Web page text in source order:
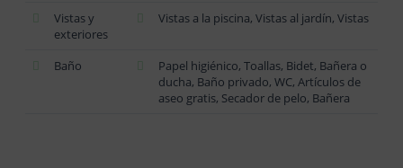
Vistas y
exteriores
Vistas a la piscina, Vistas al jardín, Vistas
Baño
Papel higiénico, Toallas, Bidet, Bañera o
ducha, Baño privado, WC, Artículos de
aseo gratis, Secador de pelo, Bañera